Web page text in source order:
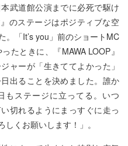
武道館公演までに必死で駆け
のステージはポジティブな空
。「It’s you」前のショートMC
たときに、『MAWA LOOP』
ャーが「生きててよかった」
出ることを決めました。誰か
もステージに立ってる。いつ
切れるようにまっすぐに走っ
くお願いします！」。